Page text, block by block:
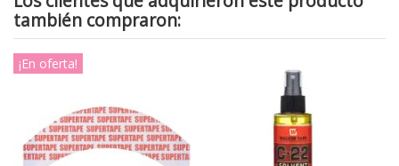
también compraron:
¡En oferta!